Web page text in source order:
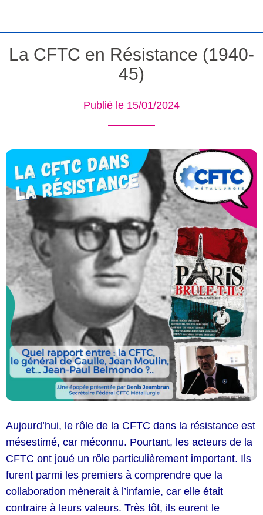
La CFTC en Résistance (1940-
45)
Publié le 15/01/2024
Aujourd’hui, le rôle de la CFTC dans la résistance est
mésestimé, car méconnu. Pourtant, les acteurs de la
CFTC ont joué un rôle particulièrement important. Ils
furent parmi les premiers à comprendre que la
collaboration mènerait à l’infamie, car elle était
contraire à leurs valeurs. Très tôt, ils eurent le